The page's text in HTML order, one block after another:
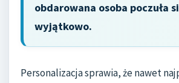
obdarowana osoba poczuła
wyjątkowo.
Personalizacja sprawia, że nawet